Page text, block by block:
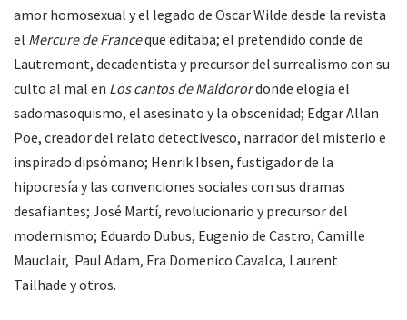
amor homosexual y el legado de Oscar Wilde desde la revista
el Mercure de Franceque editaba; el pretendido conde de
Lautremont, decadentista y precursor del surrealismo con su
culto al mal en Los cantos de Maldorordonde elogia el
sadomasoquismo, el asesinato y la obscenidad; Edgar Allan
Poe, creador del relato detectivesco, narrador del misterio e
inspirado dipsómano; Henrik Ibsen, fustigador de la
hipocresía y las convenciones sociales con sus dramas
desafiantes; José Martí, revolucionario y precursor del
modernismo; Eduardo Dubus, Eugenio de Castro, Camille
Mauclair, Paul Adam, Fra Domenico Cavalca, Laurent
Tailhade y otros.